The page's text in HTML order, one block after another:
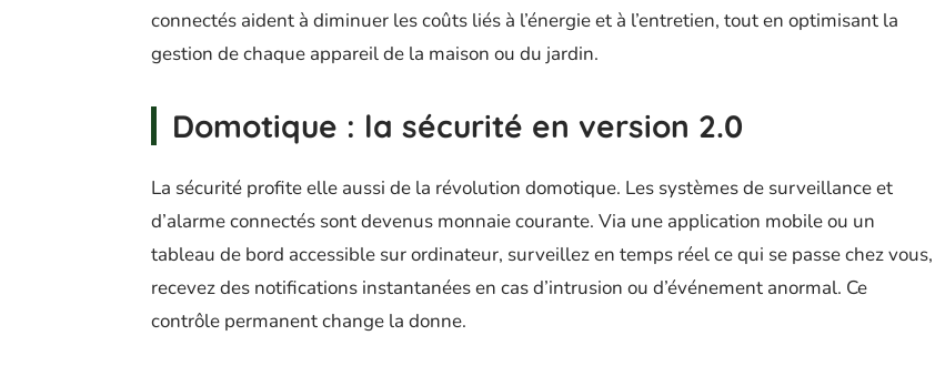
connectés aident à diminuer les coûts liés à l’énergie et à l’entretien, tout en optimisant la
gestion de chaque appareil de la maison ou du jardin.
Domotique : la sécurité en version 2.0
La sécurité profite elle aussi de la révolution domotique. Les systèmes de surveillance et
d’alarme connectés sont devenus monnaie courante. Via une application mobile ou un
tableau de bord accessible sur ordinateur, surveillez en temps réel ce qui se passe chez vous,
recevez des notifications instantanées en cas d’intrusion ou d’événement anormal. Ce
contrôle permanent change la donne.